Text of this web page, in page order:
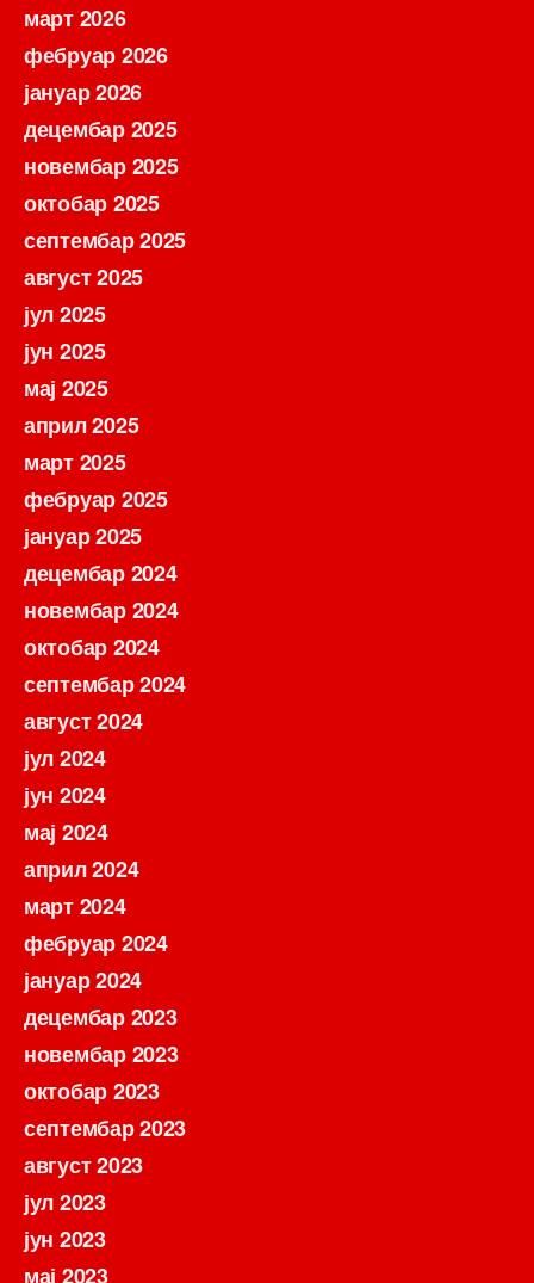
март 2026
фебруар 2026
јануар 2026
децембар 2025
новембар 2025
октобар 2025
септембар 2025
август 2025
јул 2025
јун 2025
мај 2025
април 2025
март 2025
фебруар 2025
јануар 2025
децембар 2024
новембар 2024
октобар 2024
септембар 2024
август 2024
јул 2024
јун 2024
мај 2024
април 2024
март 2024
фебруар 2024
јануар 2024
децембар 2023
новембар 2023
октобар 2023
септембар 2023
август 2023
јул 2023
јун 2023
мај 2023